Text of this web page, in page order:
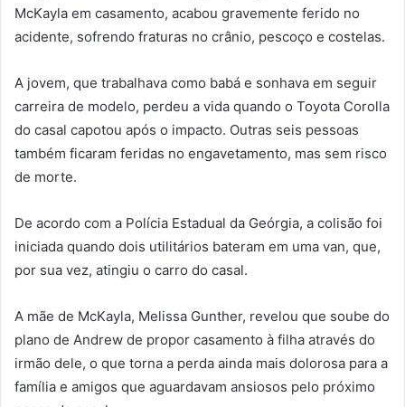
McKayla em casamento, acabou gravemente ferido no
acidente, sofrendo fraturas no crânio, pescoço e costelas.
A jovem, que trabalhava como babá e sonhava em seguir
carreira de modelo, perdeu a vida quando o Toyota Corolla
do casal capotou após o impacto. Outras seis pessoas
também ficaram feridas no engavetamento, mas sem risco
de morte.
De acordo com a Polícia Estadual da Geórgia, a colisão foi
iniciada quando dois utilitários bateram em uma van, que,
por sua vez, atingiu o carro do casal.
A mãe de McKayla, Melissa Gunther, revelou que soube do
plano de Andrew de propor casamento à filha através do
irmão dele, o que torna a perda ainda mais dolorosa para a
família e amigos que aguardavam ansiosos pelo próximo